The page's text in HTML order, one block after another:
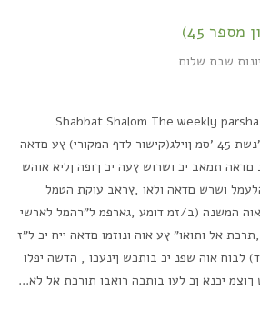
45)
שבת שלום
Shabbat Shalom The weekly
Shoftim םיטפוש תשרפ ח"נשת 45 'סמ ןוילג(קישור לדף המקורי) ץע םדאה
תמאב יכ ושרוש ץעה יכ ךופה ןליא אוהש
ושרש םדאה ולאו ,ץראב עוקת הטמל
המשנה (ב/זמ דומע ,גארפמ ל"רהמל לארשי
אל ותואו" ץע אוה ונוזמו םדאה ייח יכ ל"ז
לבוח אוה שפנ יכ בותכש ןינעכו , הדשה יפלו
יכנא ןכ לעו בותכה רואבו תורכת אל לא...